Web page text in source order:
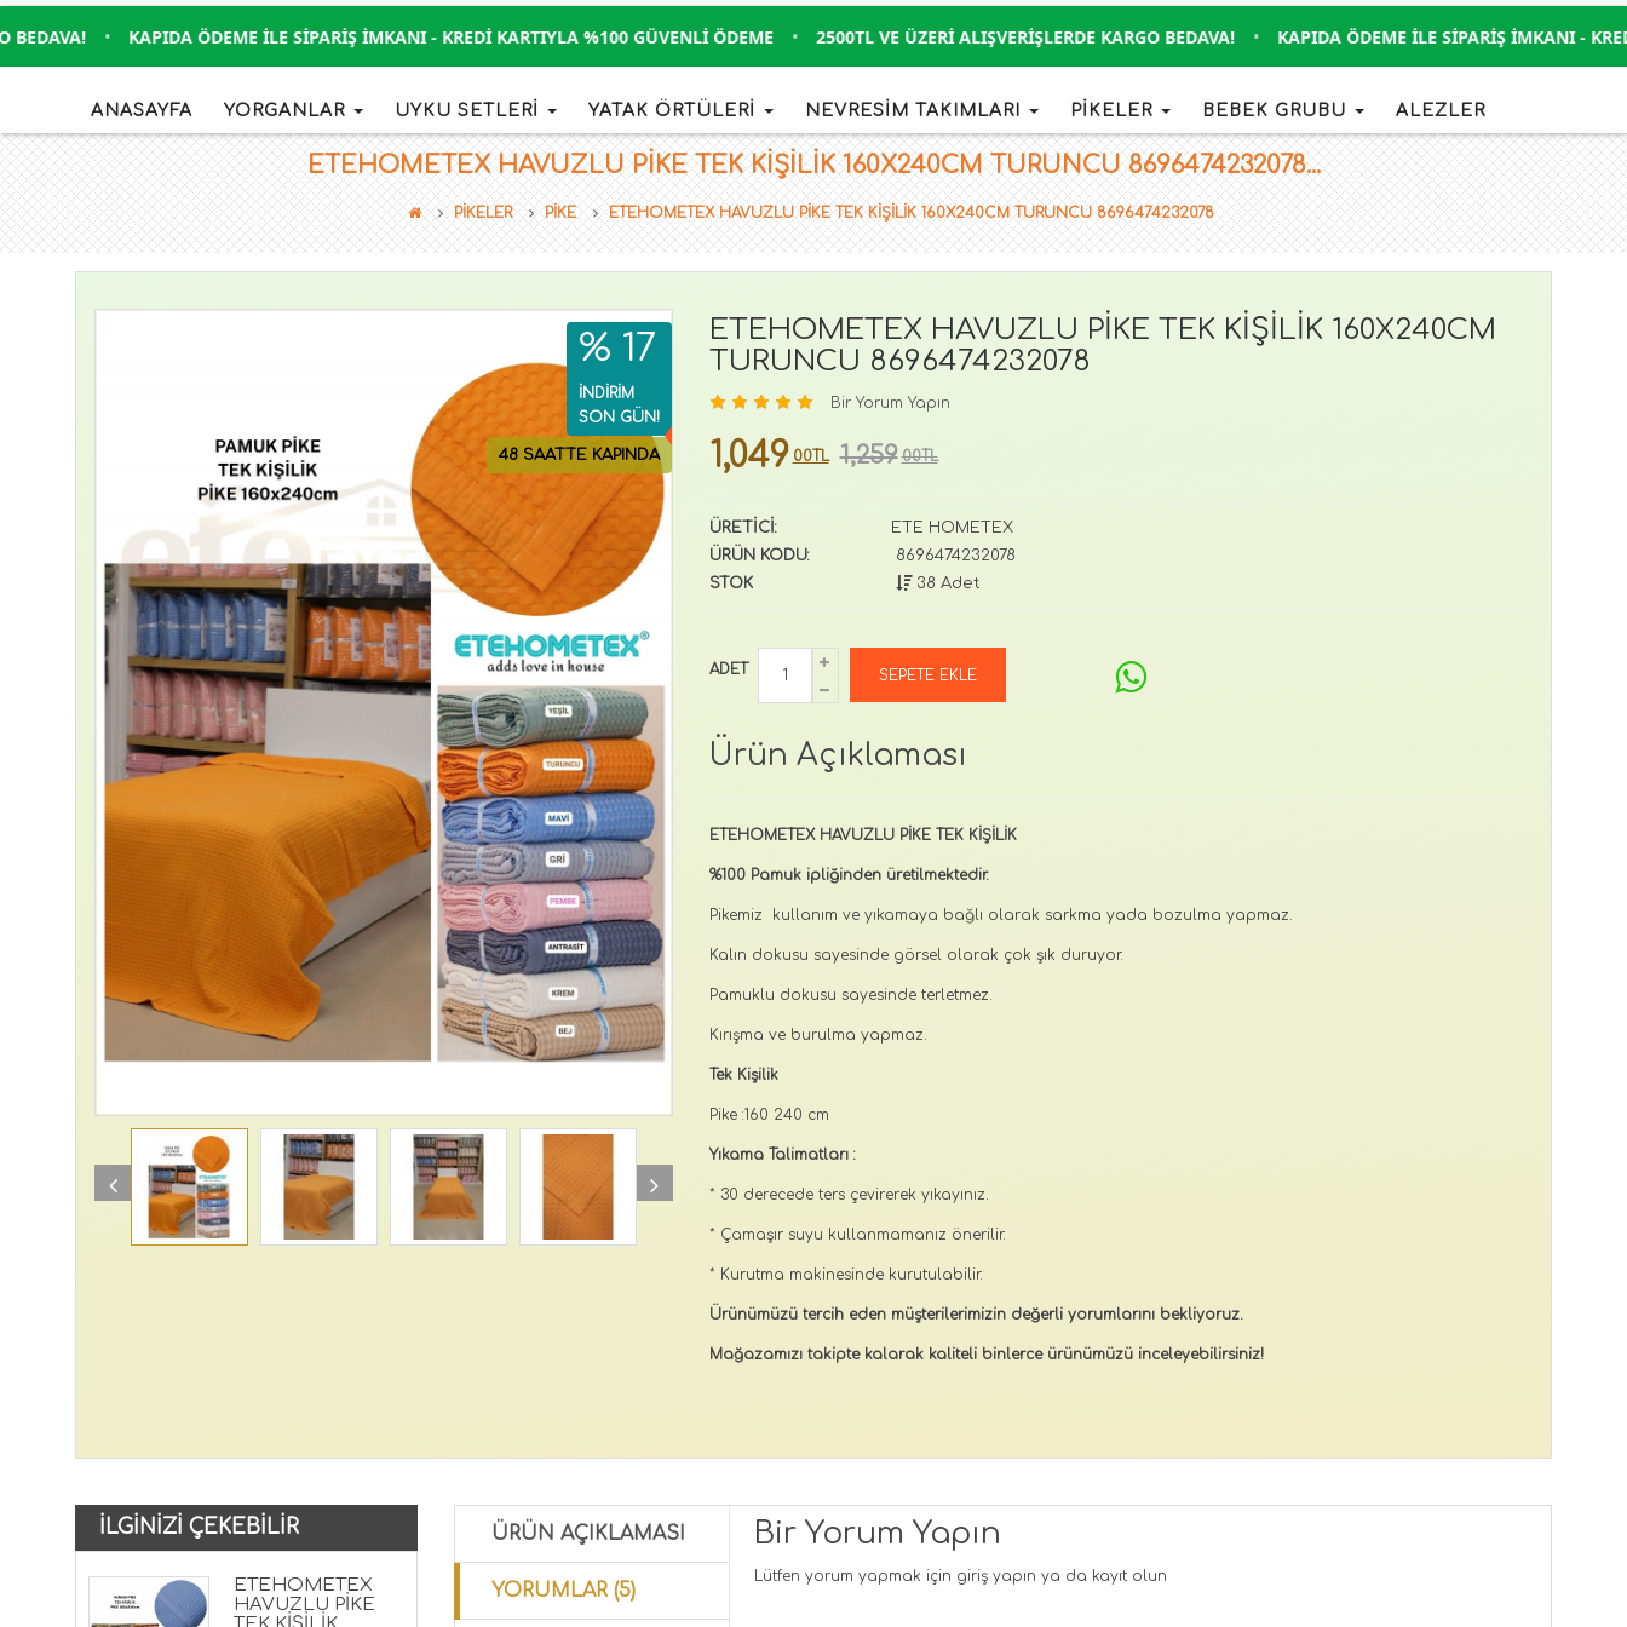
• KAPIDA ÖDEME İLE SIPARIŞ İMKANI - KREDI KARTIYLA %100 GÜVENLI ÖDEME • 2500TL VE ÜZERI ALIŞVERIŞLERDE KARGO BEDAVA! • KAPIDA ÖDEME İLE SIPARIŞ İMKANI - KREDI
ANASAYFA YORGANLAR UYKU SETLERİ YATAK ÖRTÜLERİ NEVRESİM TAKIMLARI PİKELER BEBEK GRUBU ALEZLER
ETEHOMETEX HAVUZLU PİKE TEK KİŞİLİK 160X240CM TURUNCU 8696474232078...
PİKELER PİKE ETEHOMETEX HAVUZLU PİKE TEK KİŞİLİK 160X240CM TURUNCU 8696474232078
48 SAATTE KAPINDA
% 17
İNDİRİM
SON GÜN!
ETEHOMETEX HAVUZLU PİKE TEK KİŞİLİK 160X240CM
TURUNCU 8696474232078
Bir Yorum Yapın
1,049 00TL 1,259 00TL
ÜRETİCİ:
ETE HOMETEX
ÜRÜN KODU:
8696474232078
STOK
38 Adet
ADET
Ürün Açıklaması
ETEHOMETEX HAVUZLU PİKE TEK KİŞİLİK
%100 Pamuk ipliğinden üretilmektedir.
Pikemiz kullanım ve yıkamaya bağlı olarak sarkma yada bozulma yapmaz.
Kalın dokusu sayesinde görsel olarak çok şık duruyor.
Pamuklu dokusu sayesinde terletmez.
Kırışma ve burulma yapmaz.
Tek Kişilik
Pike :160 240 cm
Yıkama Talimatları :
* 30 derecede ters çevirerek yıkayınız.
* Çamaşır suyu kullanmamanız önerilir.
* Kurutma makinesinde kurutulabilir.
Ürünümüzü tercih eden müşterilerimizin değerli yorumlarını bekliyoruz.
Mağazamızı takipte kalarak kaliteli binlerce ürünümüzü inceleyebilirsiniz!
İLGINIZI ÇEKEBILIR
ETEHOMETEX
HAVUZLU PİKE
ÜRÜN AÇIKLAMASI
YORUMLAR (5)
Bir Yorum Yapın
Lütfen yorum yapmak için giriş yapın ya da kayıt olun